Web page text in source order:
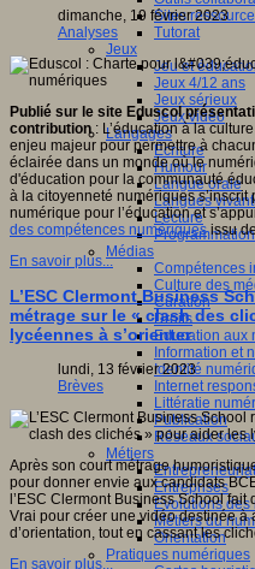
Sites
Tutorat
Jeux
Jeu et
Jeux 4/12 ans
Jeux sérieux
Jeux vidéo
Langages
Ecriture
Humour
Langue orale
Langues
Lecture
Programmation
Médias
Compétences
Culture des
Curation
Droits
Education aux
Information et
Identité
Internet
Littératie
Publication
Réseaux
Métiers
Entrepreneuriat
Entreprises
Evolutions des
Métiers du
Orientation
Pratiques numériques
dimanche, 19 février 2023
Analyses
Publié sur le site Eduscol
contribution: L’éducation à la
enjeu majeur pour permettre à
éclairée dans un monde où le
d'éducation pour la communauté
à la citoyenneté numériques
numérique pour l’éducation et
des compétences numériquesissu
En savoir plus...
L’ESC Clermont Business
métrage sur le « clash des
lycéennes à s’orienter
lundi, 13 février 2023
Brèves
Après son court métrage
pour donner envie aux candidats
l’ESC Clermont Business School
Vrai pour créer une vidéo destinée
d’orientation, tout en cassant les
En savoir plus...